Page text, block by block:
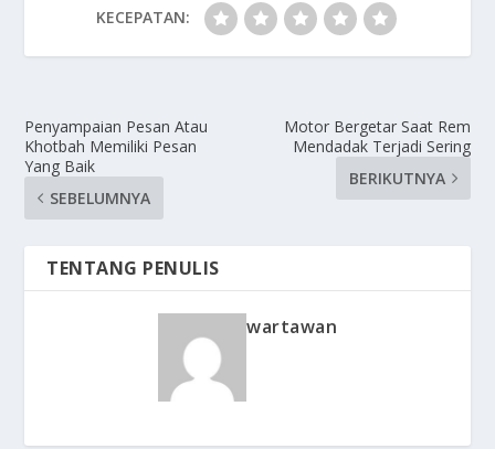
KECEPATAN:
Penyampaian Pesan Atau
Khotbah Memiliki Pesan
Yang Baik
SEBELUMNYA
Motor Bergetar Saat Rem
Mendadak Terjadi Sering
BERIKUTNYA
TENTANG PENULIS
wartawan